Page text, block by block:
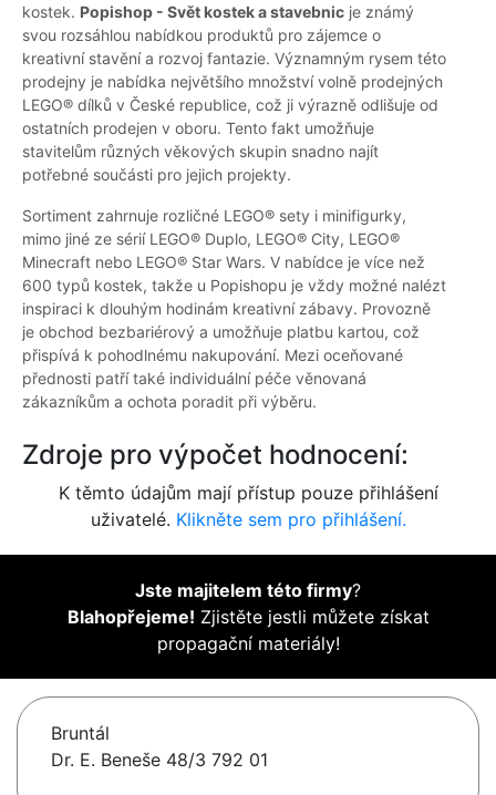
kostek. Popishop - Svět kostek a stavebnic je známý
svou rozsáhlou nabídkou produktů pro zájemce o
kreativní stavění a rozvoj fantazie. Významným rysem této
prodejny je nabídka největšího množství volně prodejných
LEGO® dílků v České republice, což ji výrazně odlišuje od
ostatních prodejen v oboru. Tento fakt umožňuje
stavitelům různých věkových skupin snadno najít
potřebné součásti pro jejich projekty.
Sortiment zahrnuje rozličné LEGO® sety i minifigurky,
mimo jiné ze sérií LEGO® Duplo, LEGO® City, LEGO®
Minecraft nebo LEGO® Star Wars. V nabídce je více než
600 typů kostek, takže u Popishopu je vždy možné nalézt
inspiraci k dlouhým hodinám kreativní zábavy. Provozně
je obchod bezbariérový a umožňuje platbu kartou, což
přispívá k pohodlnému nakupování. Mezi oceňované
přednosti patří také individuální péče věnovaná
zákazníkům a ochota poradit při výběru.
Zdroje pro výpočet hodnocení:
K těmto údajům mají přístup pouze přihlášení
uživatelé. Klikněte sem pro přihlášení.
Jste majitelem této firmy?
Blahopřejeme! Zjistěte jestli můžete získat
propagační materiály!
Bruntál
Dr. E. Beneše 48/3 792 01